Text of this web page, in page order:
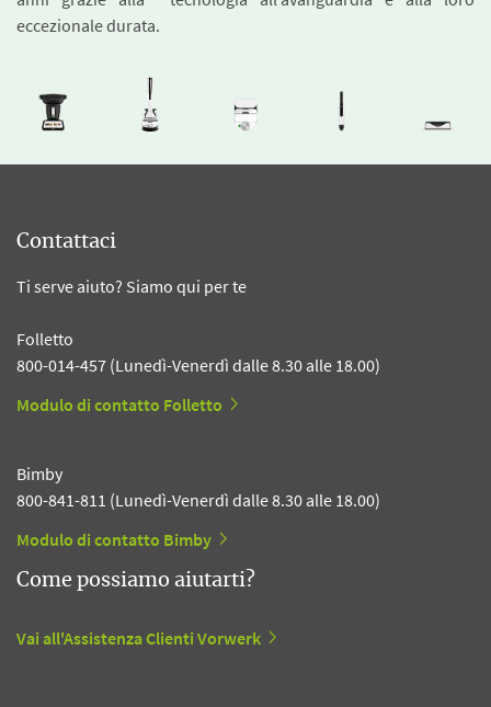
eccezionale durata.
Contattaci
Ti serve aiuto? Siamo qui per te
Folletto
800-014-457 (Lunedì-Venerdì dalle 8.30 alle 18.00)
Modulo di contatto Folletto
Bimby
800-841-811 (Lunedì-Venerdì dalle 8.30 alle 18.00)
Modulo di contatto Bimby
Come possiamo aiutarti?
Vai all'Assistenza Clienti Vorwerk